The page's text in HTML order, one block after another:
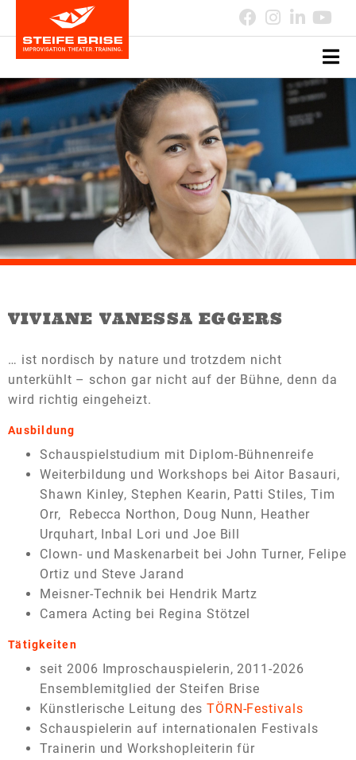
VIVIANE VANESSA EGGERS
… ist nordisch by nature und trotzdem nicht
unterkühlt – schon gar nicht auf der Bühne, denn da
wird richtig eingeheizt.
Ausbildung
Schauspielstudium mit Diplom-Bühnenreife
Weiterbildung und Workshops bei Aitor Basauri,
Shawn Kinley, Stephen Kearin, Patti Stiles, Tim
Orr, Rebecca Northon, Doug Nunn, Heather
Urquhart, Inbal Lori und Joe Bill
Clown- und Maskenarbeit bei John Turner, Felipe
Ortiz und Steve Jarand
Meisner-Technik bei Hendrik Martz
Camera Acting bei Regina Stötzel
Tätigkeiten
seit 2006 Improschauspielerin, 2011-2026
Ensemblemitglied der Steifen Brise
Künstlerische Leitung des TÖRN-Festivals
Schauspielerin auf internationalen Festivals
Trainerin und Workshopleiterin für